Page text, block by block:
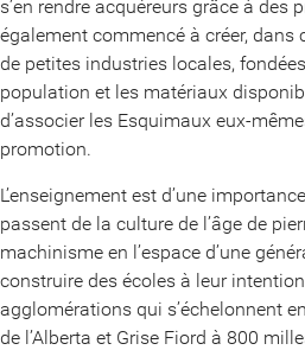
s’en rendre acquéreurs grâce à des
également commencé à créer, dans
de petites industries locales,
population et les matériaux
d’associer les Esquimaux eux-
promotion.
L’enseignement est d’une
passent de la culture de l’âge de
machinisme en l’espace d’une
construire des écoles à leur
agglomérations qui s’échelonnent
de l’Alberta et Grise Fiord à 800